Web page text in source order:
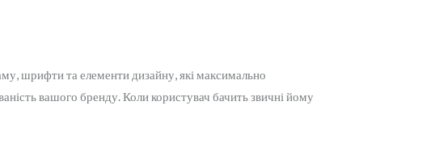
шрифти та елементи дизайну, які максимально
вашого бренду. Коли користувач бачить звичні йому